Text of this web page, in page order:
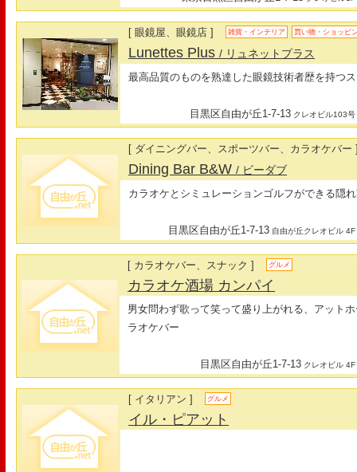
[ 眼鏡屋、眼鏡店 ] 雑貨・インテリア 買い物・ショッピ
Lunettes Plus/ リュネットプラス
最高品質のものを熟達した眼鏡技術者歴を持つ
目黒区自由が丘1-7-13 クレオビル103号
[ ダイニングバー、スポーツバー、カラオケバー
Dining Bar B&W/ ビーダブ
カラオケとシミュレーションゴルフができる隠
目黒区自由が丘1-7-13 自由が丘クレオビル 4F
[ カラオケバー、スナック ] グルメ
カラオケ酒場 カンパイ
男女問わず歌って笑って盛り上がれる、アット
ラオケバー
目黒区自由が丘1-7-13 クレオビル 4F
[ イタリアン ] グルメ
イル・ピアット